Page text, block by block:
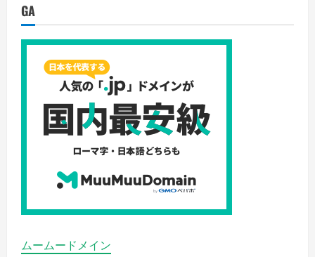
GA
ムームードメイン